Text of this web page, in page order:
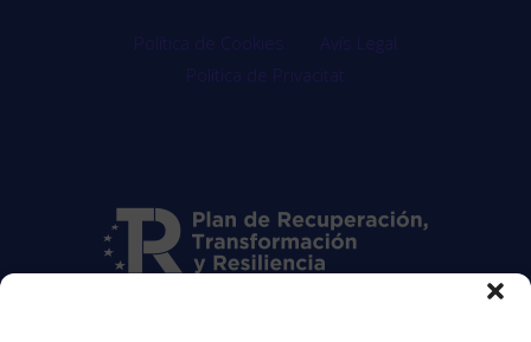
Política de Cookies
Avís Legal
Política de Privacitat